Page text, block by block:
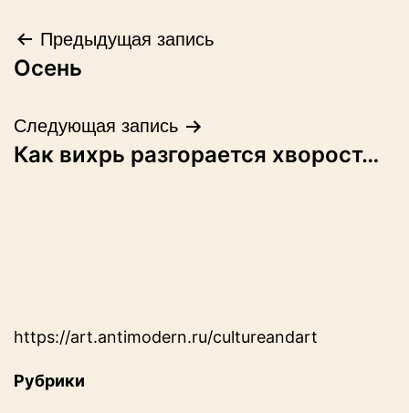
Навигация
по
записям
Предыдущая запись
Осень
Следующая запись
Как вихрь разгорается хворост…
https://art.antimodern.ru/cultureandart
Рубрики